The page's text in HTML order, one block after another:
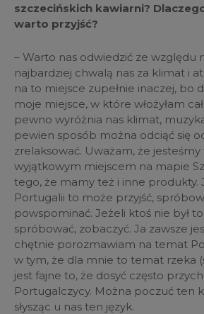
szczecińskich kawiarni?
warto przyjść?
– Warto nas odwiedzić ze względu
najbardziej chwalą nas za klimat i
na to miejsce zupełnie inaczej, bo
moje miejsce, w które włożyłam
pewno wyróżnia nas klimat,
pewien sposób można odciąć się
zrelaksować. Uważam, że
wyjątkowym miejscem na mapie
tego, że mamy też i inne produkty.
Portugalii to może przyjść,
powspominać. Jeżeli ktoś nie był
spróbować, zobaczyć. Ja zawsze
chętnie porozmawiam na temat
w tym, że dla mnie to temat rzeka
jest fajne to, że dosyć często
Portugalczycy. Można poczuć ten
słysząc u nas ten język.